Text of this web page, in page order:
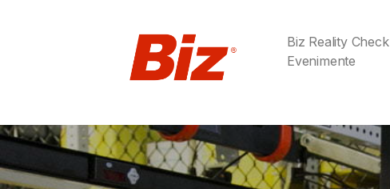
Biz Reality Check
Evenimente